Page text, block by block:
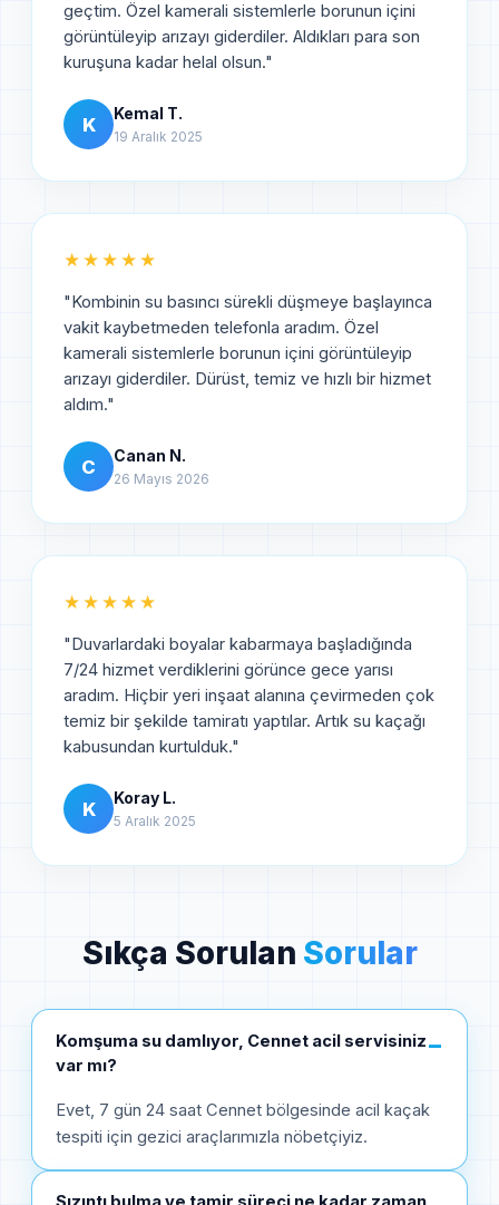
geçtim. Özel kamerali sistemlerle borunun içini
görüntüleyip arızayı giderdiler. Aldıkları para son
kuruşuna kadar helal olsun."
K Kemal T.
19 Aralık 2025
★★★★★
"Kombinin su basıncı sürekli düşmeye başlayınca
vakit kaybetmeden telefonla aradım. Özel
kamerali sistemlerle borunun içini görüntüleyip
arızayı giderdiler. Dürüst, temiz ve hızlı bir hizmet
aldım."
C Canan N.
26 Mayıs 2026
★★★★★
"Duvarlardaki boyalar kabarmaya başladığında
7/24 hizmet verdiklerini görünce gece yarısı
aradım. Hiçbir yeri inşaat alanına çevirmeden çok
temiz bir şekilde tamiratı yaptılar. Artık su kaçağı
kabusundan kurtulduk."
K Koray L.
5 Aralık 2025
Sıkça Sorulan Sorular
Komşuma su damlıyor, Cennet acil servisiniz
var mı?
−
Evet, 7 gün 24 saat Cennet bölgesinde acil kaçak
tespiti için gezici araçlarımızla nöbetçiyiz.